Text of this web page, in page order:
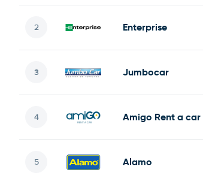
Enterprise
Jumbocar
Amigo Rent a car
Alamo